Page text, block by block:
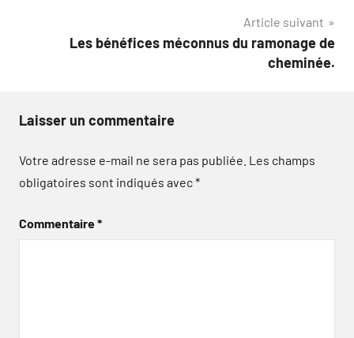
Article suivant
Les bénéfices méconnus du ramonage de
cheminée.
Laisser un commentaire
Votre adresse e-mail ne sera pas publiée. Les champs
obligatoires sont indiqués avec*
Commentaire*